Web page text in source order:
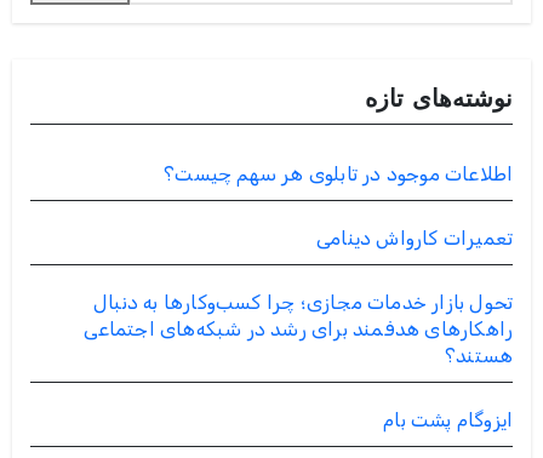
نوشته‌های تازه
اطلاعات موجود در تابلوی هر سهم چیست؟
تعمیرات کارواش دینامی
تحول بازار خدمات مجازی؛ چرا کسب‌وکارها به دنبال
راهکارهای هدفمند برای رشد در شبکه‌های اجتماعی
هستند؟
ایزوگام پشت بام